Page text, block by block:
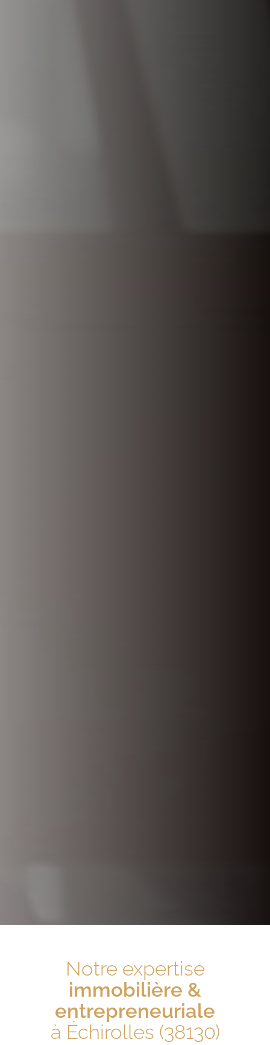
Notre expertise
immobilière &
entrepreneuriale
à Échirolles (38130)